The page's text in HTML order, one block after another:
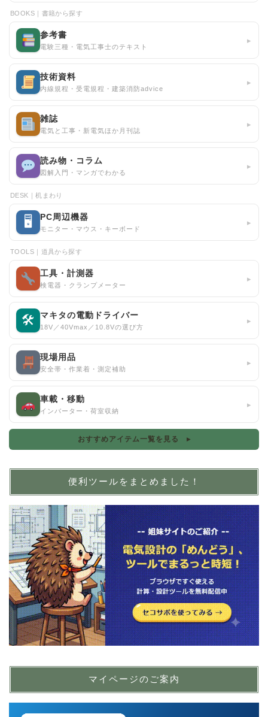
BOOKS｜書籍から探す
参考書
電験三種・電気工事士のテキスト
▸
技術資料
内線規程・受電規程・建築消防advice
▸
雑誌
電気と工事・新電気ほか月刊誌
▸
読み物・コラム
図解入門・マンガでわかる
▸
DESK｜机まわり
🖥 PC周辺機器
モニター・マウス・キーボード
▸
TOOLS｜道具から探す
工具・計測器
検電器・クランプメーター
▸
🛠 マキタの電動ドライバー
18V／40Vmax／10.8Vの選び方
▸
現場用品
安全帯・作業着・測定補助
▸
車載・移動
インバーター・荷室収納
▸
おすすめアイテム一覧を見る ▸
便利ツールをまとめました！
マイページのご案内